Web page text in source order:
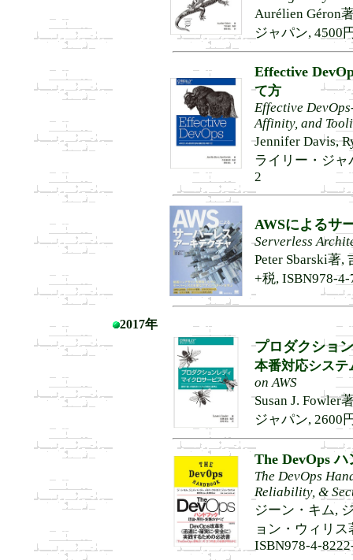
Aurélien Géron
ジャパン, 4500
Effective
て方
Effective
Affinity, and
Jennifer Davis,
ライリー・ジャ
2
AWSによるサ
Serverless
Peter Sbarski著,
+税, ISBN978-
2017年
プロダクショ
本番対応システ
on AWS
Susan J. Fowler
ジャパン, 2600
The DevOps
The DevOps
Reliability, &
ジーン・キム,
ョン・ウィリス
ISBN978-4-